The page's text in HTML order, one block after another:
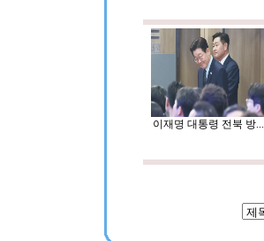
이재명 대통령 전북 방...